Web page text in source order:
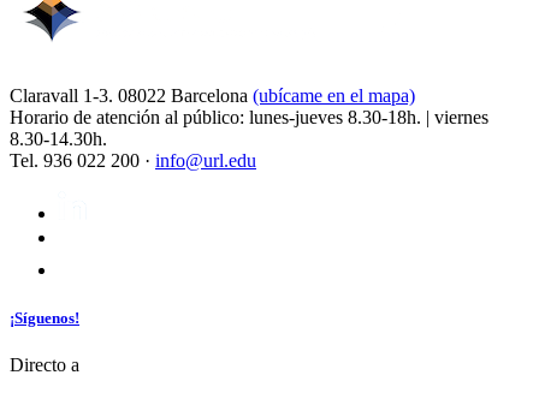
Claravall 1-3. 08022 Barcelona (ubícame en el mapa)
Horario de atención al público: lunes-jueves 8.30-18h. | viernes
8.30-14.30h.
Tel. 936 022 200 · info@url.edu
¡Síguenos!
Directo a